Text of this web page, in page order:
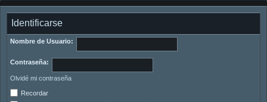
Identificarse
Nombre de Usuario:
Contraseña:
Olvidé mi contraseña
Recordar